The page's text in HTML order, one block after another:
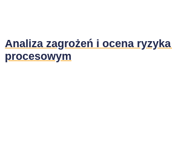
Analiza zagrożeń i ocena
procesowym